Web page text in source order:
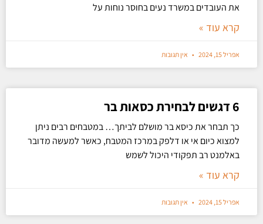
את העובדים במשרד נעים בחוסר נוחות על
קרא עוד »
אפריל 15, 2024 אין תגובות
6 דגשים לבחירת כסאות בר
כך תבחר את כיסא בר מושלם לביתך… במטבחים רבים ניתן
למצוא כיום אי או דלפק במרכז המטבח, כאשר למעשה מדובר
באלמנט רב תפקודי היכול לשמש
קרא עוד »
אפריל 15, 2024 אין תגובות